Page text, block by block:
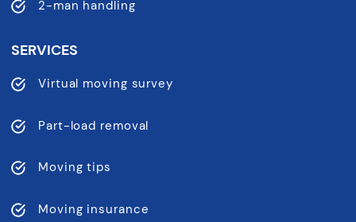
2-man handling
SERVICES
Virtual moving survey
Part-load removal
Moving tips
Moving insurance